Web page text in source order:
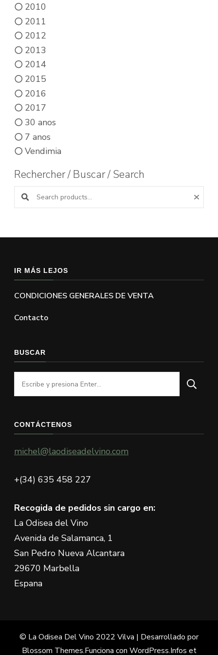
2010
2011
2012
2013
2014
2015
2016
2017
30 anos
7 anos
Vendimia
Rechercher / Buscar / Search
Buscar productos:
IR MÁS LEJOS
CONDICIONES GENERALES DE VENTA
Contacto
BUSCAR
¿Buscas
algo?
CONTÁCTENOS
michel@laodiseadelvino.com
+(34) 635 458 227
Recogida de pedidos sin cargo en:
La Odisea del Vino
Avenida de Salamanca, 1
San Pedro Nueva Alcantara
29670 Marbella
Espana
© La Odisea Del Vino 2022 Vilva | Desarrollado por
Blossom Themes.Funciona con WordPress.Infos et